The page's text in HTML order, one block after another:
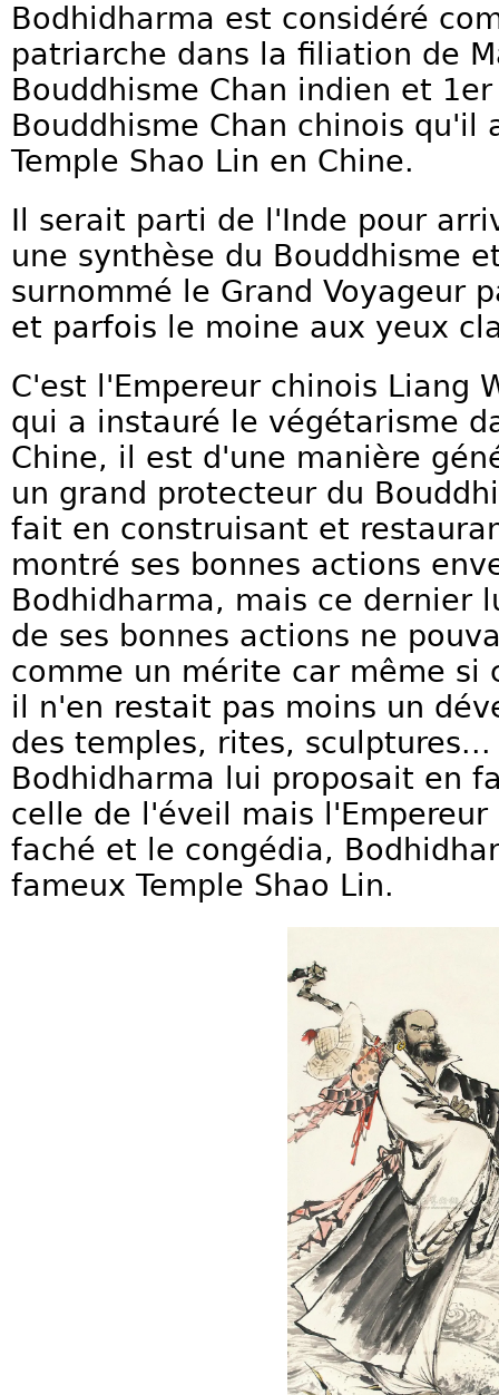
Bodhidharma est considéré
patriarche dans la filiation de
Bouddhisme Chan indien et
Bouddhisme Chan chinois qu'il
Temple Shao Lin en Chine.
Il serait parti de l'Inde pour
une synthèse du Bouddhisme
surnommé le Grand Voyageur
et parfois le moine aux yeux
C'est l'Empereur chinois Liang
qui a instauré le végétarisme
Chine, il est d'une manière
un grand protecteur du
fait en construisant et
montré ses bonnes actions
Bodhidharma, mais ce dernier
de ses bonnes actions ne
comme un mérite car même
il n'en restait pas moins un
des temples, rites,
Bodhidharma lui proposait en
celle de l'éveil mais
faché et le congédia,
fameux Temple Shao Lin.